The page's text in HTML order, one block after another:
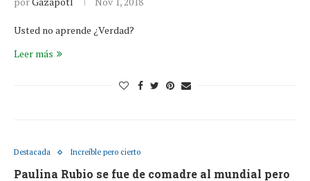
Usted no aprende ¿Verdad?
Leer más
Destacada Increíble pero cierto
Paulina Rubio se fue de comadre al mundial pero